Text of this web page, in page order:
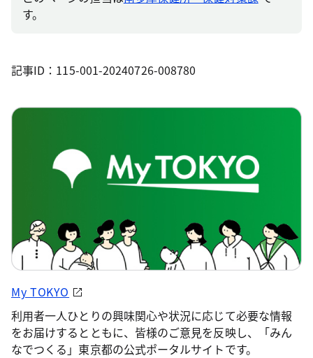
す。
記事ID：115-001-20240726-008780
My TOKYO
利用者一人ひとりの興味関心や状況に応じて必要な情報
をお届けするとともに、皆様のご意見を反映し、「みん
なでつくる」東京都の公式ポータルサイトです。